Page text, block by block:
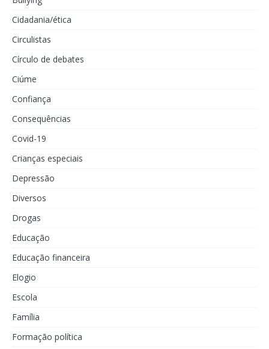
Cidadania/ética
Circulistas
Círculo de debates
Ciúme
Confiança
Consequências
Covid-19
Crianças especiais
Depressão
Diversos
Drogas
Educação
Educação financeira
Elogio
Escola
Família
Formação política